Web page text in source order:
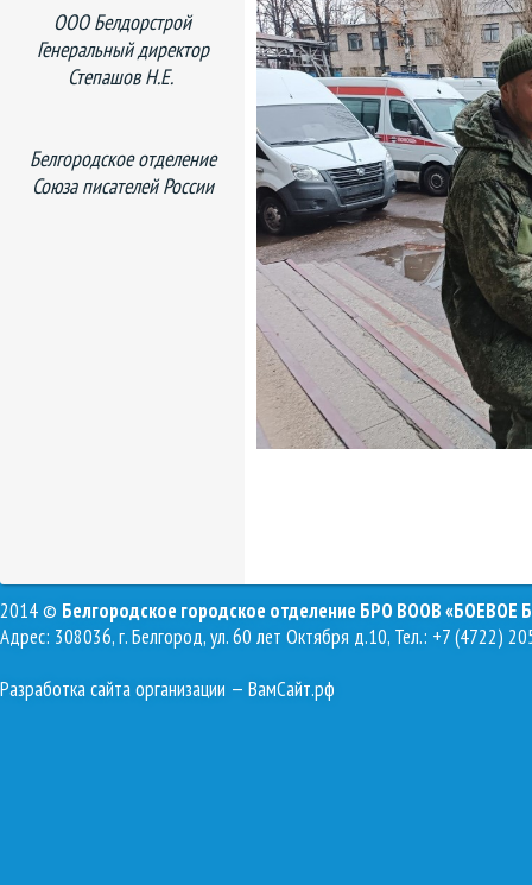
ООО Белдорстрой
Генеральный директор
Степашов Н.Е.
Белгородское отделение
Союза писателей России
2014 © Белгородское городское отделение БРО ВООВ «БОЕВОЕ
Адрес: 308036, г. Белгород, ул. 60 лет Октября д.10, Тел.: +7 (4722)
Разработка сайта организации — ВамСайт.рф